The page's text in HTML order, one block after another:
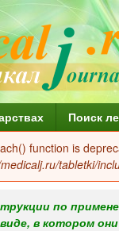
Поиск
function is
tabletki/
по
в котором